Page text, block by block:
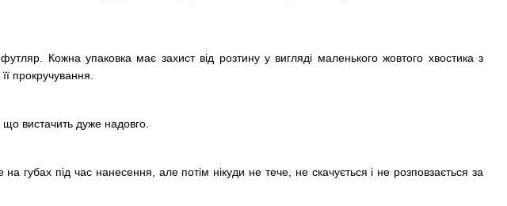
Кожна упаковка має захист від розтину у вигляді маленького жовтого хвостика з
прокручування.
вистачить дуже надовго.
губах під час нанесення, але потім нікуди не тече, не скачується і не розповзається за